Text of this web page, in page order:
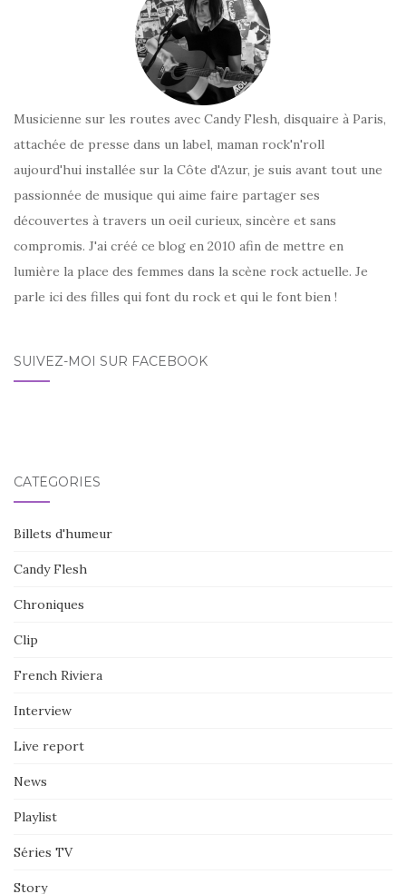
Musicienne sur les routes avec Candy Flesh, disquaire à Paris,
attachée de presse dans un label, maman rock'n'roll
aujourd'hui installée sur la Côte d'Azur, je suis avant tout une
passionnée de musique qui aime faire partager ses
découvertes à travers un oeil curieux, sincère et sans
compromis. J'ai créé ce blog en 2010 afin de mettre en
lumière la place des femmes dans la scène rock actuelle. Je
parle ici des filles qui font du rock et qui le font bien !
SUIVEZ-MOI SUR FACEBOOK
CATÉGORIES
Billets d'humeur
Candy Flesh
Chroniques
Clip
French Riviera
Interview
Live report
News
Playlist
Séries TV
Story